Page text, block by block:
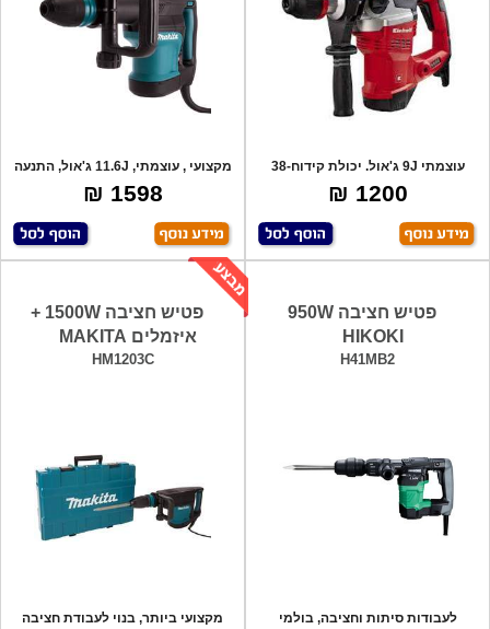
עוצמתי 9J ג'אול. יכולת קידוח-38
מ"מ. 3 מ
1200 ₪
מקצועי , עוצמתי, 11.6J ג'אול, התנעה
רכה
1598 ₪
פטיש חציבה 950W
HIKOKI
H41MB2
לעבודות סיתות וחציבה, בולמי
פטיש חציבה 1500W +
איזמלים MAKITA
HM1203C
מקצועי ביותר, בנוי לעבודת חציבה